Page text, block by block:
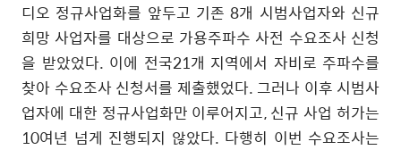
디오 정규사업화를 앞두고 기존8개 시범사업자와 신규
희망 사업자를 대상으로 가용주파수 사전 수요조사 신청
을 받았었다. 이에 전국21개 지역에서 자비로 주파수를
찾아 수요조사 신청서를 제출했었다. 그러나 이후 시범사
업자에 대한 정규사업화만 이루어지고,신규 사업 허가는
10여년 넘게 진행되지 않았다. 다행히 이번 수요조사는